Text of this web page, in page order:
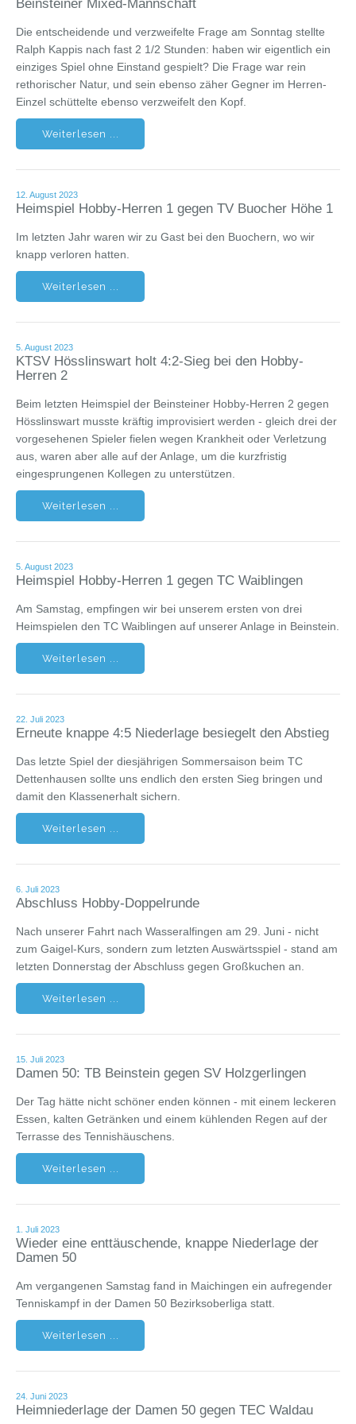
Beinsteiner Mixed-Mannschaft
Die entscheidende und verzweifelte Frage am Sonntag stellte
Ralph Kappis nach fast 2 1/2 Stunden: haben wir eigentlich ein
einziges Spiel ohne Einstand gespielt? Die Frage war rein
rethorischer Natur, und sein ebenso zäher Gegner im Herren-
Einzel schüttelte ebenso verzweifelt den Kopf.
Weiterlesen ...
12. August 2023
Heimspiel Hobby-Herren 1 gegen TV Buocher Höhe 1
Im letzten Jahr waren wir zu Gast bei den Buochern, wo wir
knapp verloren hatten.
Weiterlesen ...
5. August 2023
KTSV Hösslinswart holt 4:2-Sieg bei den Hobby-
Herren 2
Beim letzten Heimspiel der Beinsteiner Hobby-Herren 2 gegen
Hösslinswart musste kräftig improvisiert werden - gleich drei der
vorgesehenen Spieler fielen wegen Krankheit oder Verletzung
aus, waren aber alle auf der Anlage, um die kurzfristig
eingesprungenen Kollegen zu unterstützen.
Weiterlesen ...
5. August 2023
Heimspiel Hobby-Herren 1 gegen TC Waiblingen
Am Samstag, empfingen wir bei unserem ersten von drei
Heimspielen den TC Waiblingen auf unserer Anlage in Beinstein.
Weiterlesen ...
22. Juli 2023
Erneute knappe 4:5 Niederlage besiegelt den Abstieg
Das letzte Spiel der diesjährigen Sommersaison beim TC
Dettenhausen sollte uns endlich den ersten Sieg bringen und
damit den Klassenerhalt sichern.
Weiterlesen ...
6. Juli 2023
Abschluss Hobby-Doppelrunde
Nach unserer Fahrt nach Wasseralfingen am 29. Juni - nicht
zum Gaigel-Kurs, sondern zum letzten Auswärtsspiel - stand am
letzten Donnerstag der Abschluss gegen Großkuchen an.
Weiterlesen ...
15. Juli 2023
Damen 50: TB Beinstein gegen SV Holzgerlingen
Der Tag hätte nicht schöner enden können - mit einem leckeren
Essen, kalten Getränken und einem kühlenden Regen auf der
Terrasse des Tennishäuschens.
Weiterlesen ...
1. Juli 2023
Wieder eine enttäuschende, knappe Niederlage der
Damen 50
Am vergangenen Samstag fand in Maichingen ein aufregender
Tenniskampf in der Damen 50 Bezirksoberliga statt.
Weiterlesen ...
24. Juni 2023
Heimniederlage der Damen 50 gegen TEC Waldau